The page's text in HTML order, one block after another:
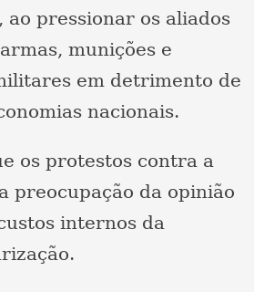
ao pressionar os aliados
munições e
em detrimento de
nacionais.
os protestos contra a
preocupação da opinião
internos da